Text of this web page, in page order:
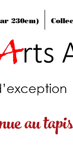
230cm)
au tapis